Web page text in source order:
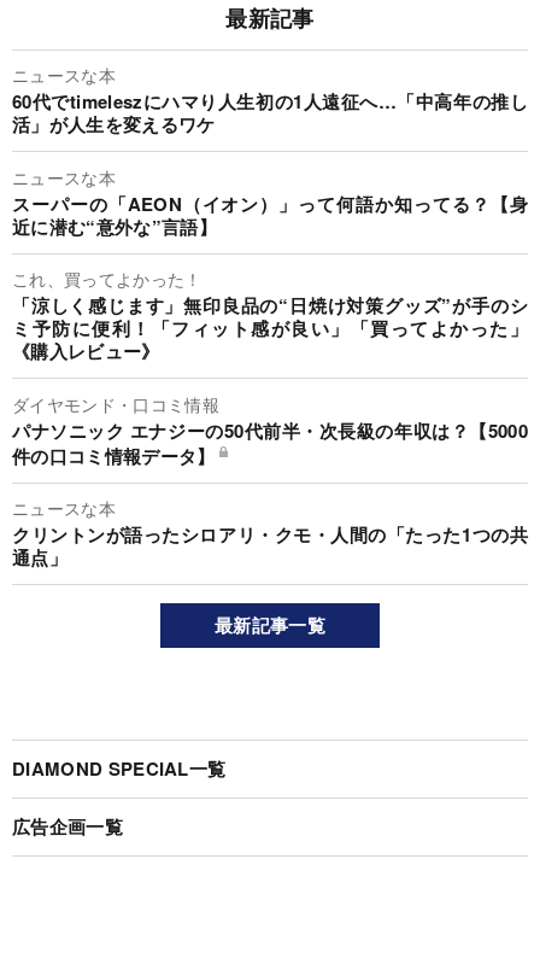
最新記事
ニュースな本
60代でtimeleszにハマり人生初の1人遠征へ…「中高年の推し
活」が人生を変えるワケ
ニュースな本
スーパーの「AEON（イオン）」って何語か知ってる？【身
近に潜む“意外な”言語】
これ、買ってよかった！
「涼しく感じます」無印良品の“日焼け対策グッズ”が手のシ
ミ予防に便利！「フィット感が良い」「買ってよかった」
《購入レビュー》
ダイヤモンド・口コミ情報
パナソニック エナジーの50代前半・次長級の年収は？【5000
件の口コミ情報データ】
ニュースな本
クリントンが語ったシロアリ・クモ・人間の「たった1つの共
通点」
最新記事一覧
DIAMOND SPECIAL一覧
広告企画一覧